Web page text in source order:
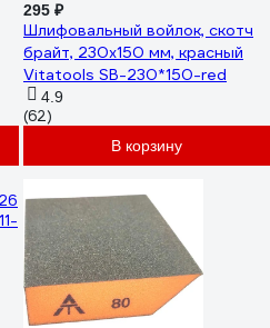
295 ₽
Шлифовальный войлок, скотч
брайт, 230х150 мм, красный
Vitatools SB-230*150-red
4.9
(62)
В корзину